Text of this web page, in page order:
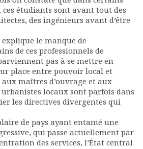
ces étudiants sont avant tout des
des ingénieurs avant d’être
explique le manque de
de ces professionnels de
pas à se mettre en
place entre pouvoir local et
maîtres d’ouvrage et aux
locaux sont parfois dans
les directives divergentes qui
de pays ayant entamé une
qui passe actuellement par
des services, l’État central